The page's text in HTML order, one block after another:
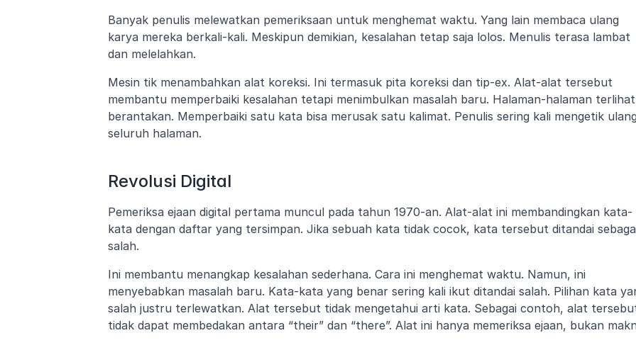
Banyak penulis melewatkan pemeriksaan untuk menghemat waktu. Yang lain membaca ulang
karya mereka berkali-kali. Meskipun demikian, kesalahan tetap saja lolos. Menulis terasa lambat
dan melelahkan.
Mesin tik menambahkan alat koreksi. Ini termasuk pita koreksi dan tip-ex. Alat-alat tersebut
membantu memperbaiki kesalahan tetapi menimbulkan masalah baru. Halaman-halaman terlihat
berantakan. Memperbaiki satu kata bisa merusak satu kalimat. Penulis sering kali mengetik
seluruh halaman.
Revolusi Digital
Pemeriksa ejaan digital pertama muncul pada tahun 1970-an. Alat-alat ini membandingkan kata-
kata dengan daftar yang tersimpan. Jika sebuah kata tidak cocok, kata tersebut ditandai
salah.
Ini membantu menangkap kesalahan sederhana. Cara ini menghemat waktu. Namun, ini
menyebabkan masalah baru. Kata-kata yang benar sering kali ikut ditandai salah. Pilihan kata
salah justru terlewatkan. Alat tersebut tidak mengetahui arti kata. Sebagai contoh, alat
tidak dapat membedakan antara “their” dan “there”. Alat ini hanya memeriksa ejaan, bukan